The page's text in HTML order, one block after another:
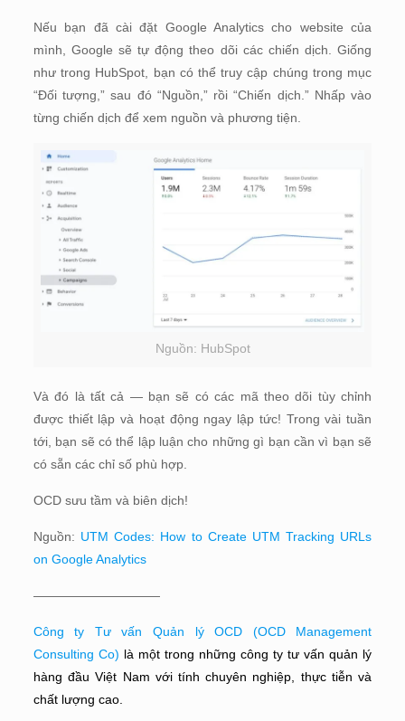
Nếu bạn đã cài đặt Google Analytics cho website của
mình, Google sẽ tự động theo dõi các chiến dịch. Giống
như trong HubSpot, bạn có thể truy cập chúng trong mục
“Đối tượng,” sau đó “Nguồn,” rồi “Chiến dịch.” Nhấp vào
từng chiến dịch để xem nguồn và phương tiện.
Nguồn: HubSpot
Và đó là tất cả — bạn sẽ có các mã theo dõi tùy chỉnh
được thiết lập và hoạt động ngay lập tức! Trong vài tuần
tới, bạn sẽ có thể lập luận cho những gì bạn cần vì bạn sẽ
có sẵn các chỉ số phù hợp.
OCD sưu tầm và biên dịch!
Nguồn: UTM Codes: How to Create UTM Tracking URLs
on Google Analytics
——————————
Công ty Tư vấn Quản lý OCD (OCD Management
Consulting Co) là một trong những công ty tư vấn quản lý
hàng đầu Việt Nam với tính chuyên nghiệp, thực tiễn và
chất lượng cao.